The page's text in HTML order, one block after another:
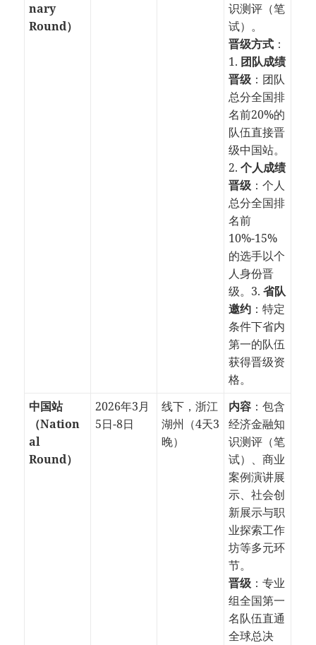
nary
Round）
识测评（笔
试）。
晋级方式 ：
1. 团队成绩
晋级 ：团队
总分全国排
名前20%的
队伍直接晋
级中国站。
2.个人成绩
晋级 ：个人
总分全国排
名前
10%-15%
的选手以个
人身份晋
级。3.省队
邀约 ：特定
条件下省内
第一的队伍
获得晋级资
格。
中国站
（Nation
al
Round）
2026年3月
5日-8日
线下，浙江
湖州（4天3
晚）
内容 ：包含
经济金融知
识测评（笔
试）、商业
案例演讲展
示、社会创
新展示与职
业探索工作
坊等多元环
节。
晋级 ：专业
组全国第一
名队伍直通
全球总决